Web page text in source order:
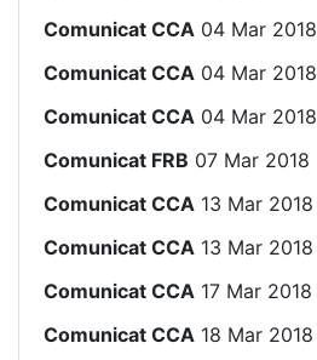
Comunicat CCA 04 Mar 2018
Comunicat CCA 04 Mar 2018
Comunicat CCA 04 Mar 2018
Comunicat FRB 07 Mar 2018
Comunicat CCA 13 Mar 2018
Comunicat CCA 13 Mar 2018
Comunicat CCA 17 Mar 2018
Comunicat CCA 18 Mar 2018